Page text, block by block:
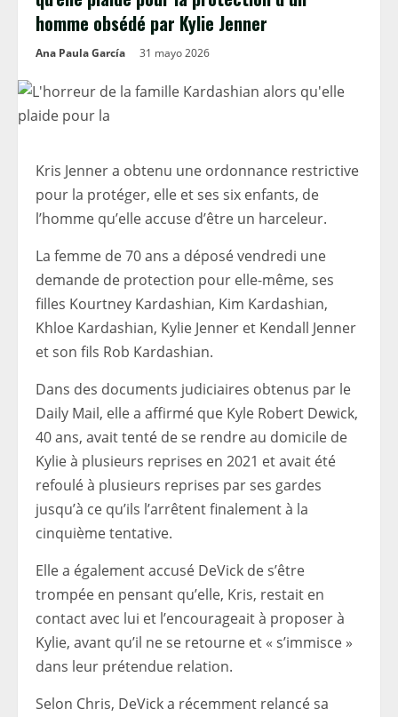
homme obsédé par Kylie Jenner
Ana Paula García 31 mayo 2026
Kris Jenner a obtenu une ordonnance restrictive
pour la protéger, elle et ses six enfants, de
l’homme qu’elle accuse d’être un harceleur.
La femme de 70 ans a déposé vendredi une
demande de protection pour elle-même, ses
filles Kourtney Kardashian, Kim Kardashian,
Khloe Kardashian, Kylie Jenner et Kendall Jenner
et son fils Rob Kardashian.
Dans des documents judiciaires obtenus par le
Daily Mail, elle a affirmé que Kyle Robert Dewick,
40 ans, avait tenté de se rendre au domicile de
Kylie à plusieurs reprises en 2021 et avait été
refoulé à plusieurs reprises par ses gardes
jusqu’à ce qu’ils l’arrêtent finalement à la
cinquième tentative.
Elle a également accusé DeVick de s’être
trompée en pensant qu’elle, Kris, restait en
contact avec lui et l’encourageait à proposer à
Kylie, avant qu’il ne se retourne et « s’immisce »
dans leur prétendue relation.
Selon Chris, DeVick a récemment relancé sa